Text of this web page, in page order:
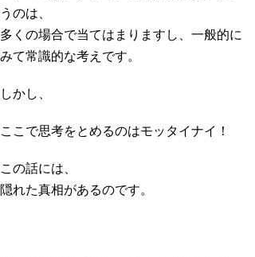
うのは、
多くの場合で当てはまりますし、一般的に
みて常識的な考えです。
しかし、
ここで思考をとめるのはモッタイナイ！
この話には、
隠れた真相があるのです。